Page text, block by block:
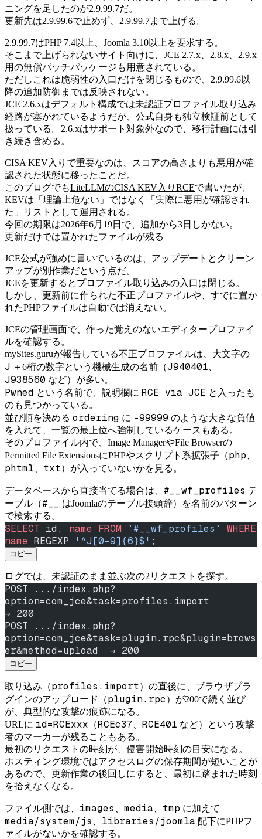
ニングを足したのが2.9.99.7だ。
更新先は2.9.99.6で止めず、2.9.99.7まで上げる。
2.9.99.7はPHP 7.4以上、Joomla 3.10以上を要求する。
そこまで上げられないサイト向けに、JCE 2.7.x、2.8.x、2.9.x
用の無償パッチパッケージも用意されている。
ただしこれは脆弱性の入口だけを閉じるもので、2.9.99.6以
降の追加防御までは反映されない。
JCE 2.6.xはデフォルト構成では未認証プロファイル取り込み
経路が塞がれているようだが、公式自身も独立検証前として
扱っている。2.6.xはサポート対象外なので、移行計画には引
き続き含める。
CISA KEV入りで重要なのは、スコアの高さよりも悪用が確
認された状態に移ったことだ。
このブログでもLiteLLMのCISA KEV入りRCEで書いたが、
KEVは「理論上危ない」ではなく「実際に悪用が確認され
た」リストとして運用される。
今回の期限は2026年6月19日で、追加から3日しかない。
更新だけでは置かれたファイルが残る
JCE公式が強めに書いているのは、アップデートとクリーン
アップが別作業だという点だ。
JCEを更新するとプロファイル取り込みの入口は閉じる。
しかし、更新前に作られた不正プロファイルや、すでに置か
れたPHPファイルは自動では消えない。
JCEの管理画面で、作った覚えのないエディタープロファイ
ルを確認する。
mySites.guruが報告している不正プロファイルは、大文字の
J ＋6桁の数字という機械生成の名前（J940401
J938560 など）が多い。
Pwned という名前で、説明欄に RCE via JCE と入ったも
のも見つかっている。
並び順を決める ordering に -99999 のような大きな負値
を入れて、一覧の最上位へ強制しているケースもある。
そのプロファイル内で、Image ManagerやFile Browserの
Permitted File ExtensionsにPHPやスクリプト系拡張子（php
phtml txt）が入っていないかを見る。
データベースから直接当てる場合は、 #__wf_profiles テ
ーブル（#__
はJoomlaのテーブル接頭辞）を名前のパターン
で検索する。
SELECT id, name FROM `#__wf_profiles`
WHERE
name REGEXP '^J[0-9]{6}$' ;
コピー
ログでは、未認証のまま並ぶ次の2リクエストを探す。
POST .../index.php?
option=com_jce&task=profiles.import
→ 200
POST .../index.php?
option=com_jce&task=plugin.rpc&plugin=brows
er&method=upload  → 200
コピー
取り込み（profiles.import）の直後に、ブラウザプラ
グインのアップロード（plugin.rpc ）が200で続く並び
が、典型的な攻撃の痕跡になる。
URLに id=RCExxx （RCEc37 RCE401 など）という攻撃
者のマーカーが残ることもある。
最初のリクエストの時刻が、侵害開始時刻の目安になる。
ホスティング環境ではアクセスログの保存期間が短いことが
あるので、更新作業の後回しにすると、最初に踏まれた時刻
を拾えなくなる。
ファイル側では、 images media tmp に加えて
media/system/js libraries/joomla 配下にPHPフ
ァイルがないかを確認する。